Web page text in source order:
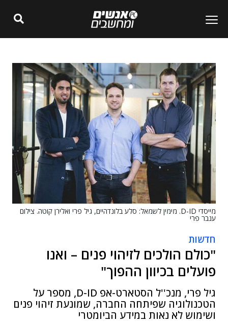
מייסדי D-ID. מימין לשמאל: סלע בלונדהיים, גיל פרי ואלירן קוטה. צילום
ענבר פרי
חדשות
"כולם הולכים לזיהוי פנים – ואנו
פועלים בכיוון ההפוך"
גיל פרי, מנכ''ל הסטארט-אפ D-ID, מספר על
הטכנולוגיה שפיתחה החברה, שמונעת זיהוי פנים
ושימוש לא נאות במידע הביומטרי